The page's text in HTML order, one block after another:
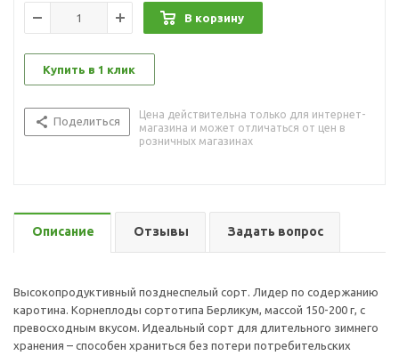
В корзину
Купить в 1 клик
Поделиться
Цена действительна только для интернет-
магазина и может отличаться от цен в
розничных магазинах
Описание Отзывы Задать вопрос
Высокопродуктивный позднеспелый сорт. Лидер по содержанию
каротина. Корнеплоды сортотипа Берликум, массой 150-200 г, с
превосходным вкусом. Идеальный сорт для длительного зимнего
хранения – способен храниться без потери потребительских